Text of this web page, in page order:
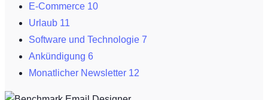
E-Commerce 10
Urlaub 11
Software und Technologie 7
Ankündigung 6
Monatlicher Newsletter 12